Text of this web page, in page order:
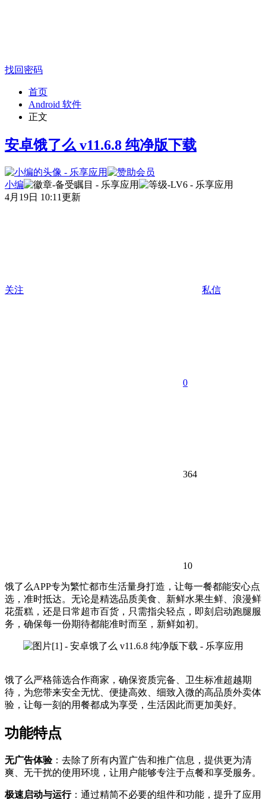
找回密码
首页
Android 软件
正文
安卓饿了么 v11.6.8 纯净版下载
小编
4月19日 10:11更新
关注 私信
0
364
10
饿了么APP专为繁忙都市生活量身打造，让每一餐都能安心点
选，准时抵达。无论是精选品质美食、新鲜水果生鲜、浪漫鲜
花蛋糕，还是日常超市百货，只需指尖轻点，即刻启动跑腿服
务，确保每一份期待都能准时而至，新鲜如初。
饿了么严格筛选合作商家，确保资质完备、卫生标准超越期
待，为您带来安全无忧、便捷高效、细致入微的高品质外卖体
验，让每一刻的用餐都成为享受，生活因此而更加美好。
功能特点
无广告体验：去除了所有内置广告和推广信息，提供更为清
爽、无干扰的使用环境，让用户能够专注于点餐和享受服务。
极速启动与运行：通过精简不必要的组件和功能，提升了应用